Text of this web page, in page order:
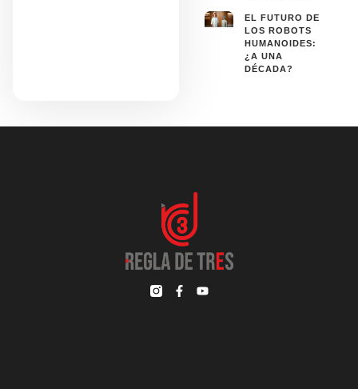
EL FUTURO DE
LOS ROBOTS
HUMANOIDES:
¿A UNA
DÉCADA?